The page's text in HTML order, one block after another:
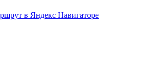
в Яндекс Навигаторе